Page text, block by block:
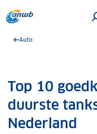
Auto
Top 10
duurste
Nederland